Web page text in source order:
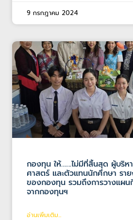
9 กรกฎาคม 2024
กองทุน ให้…….ไม่มีที่สิ้นสุด ผู้บริห
ศาสตร์ และตัวแทนนักศึกษา รา
ของกองทุน รวมถึงการวางแผน
จากกองทุนฯ
อ่านเพิ่มเติม...